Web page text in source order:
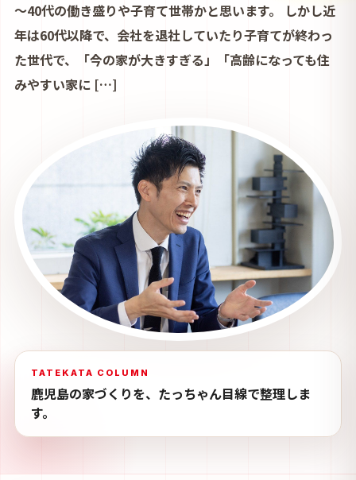
～40代の働き盛りや子育て世帯かと思います。 しかし近
年は60代以降で、会社を退社していたり子育てが終わっ
た世代で、「今の家が大きすぎる」「高齢になっても住
みやすい家に […]
TATEKATA COLUMN
鹿児島の家づくりを、たっちゃん目線で整理しま
す。